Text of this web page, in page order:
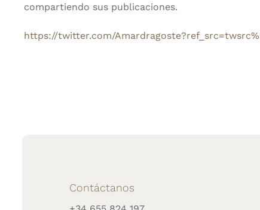
compartiendo sus publicaciones.
https://twitter.com/
Contáctanos